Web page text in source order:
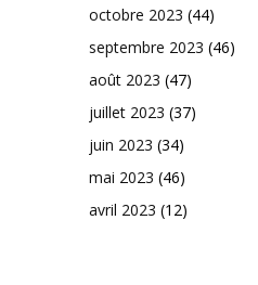
octobre 2023 (44)
septembre 2023 (46)
août 2023 (47)
juillet 2023 (37)
juin 2023 (34)
mai 2023 (46)
avril 2023 (12)